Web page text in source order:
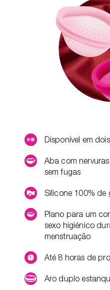
Disponível em
Aba com
sem fugas
Silicone 100% de
Plano para um
sexo higiénico
menstruação
Até 8 horas de
Aro duplo